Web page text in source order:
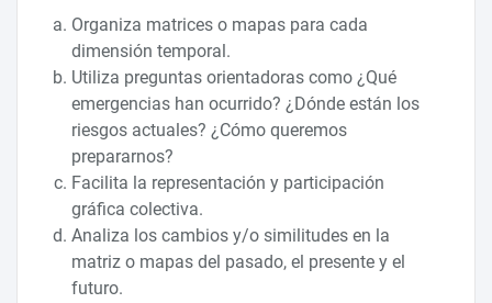
Organiza matrices o mapas para cada
dimensión temporal.
Utiliza preguntas orientadoras como ¿Qué
emergencias han ocurrido? ¿Dónde están los
riesgos actuales? ¿Cómo queremos
prepararnos?
Facilita la representación y participación
gráfica colectiva.
Analiza los cambios y/o similitudes en la
matriz o mapas del pasado, el presente y el
futuro.